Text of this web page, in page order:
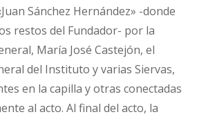
Sánchez Hernández» -donde
restos del Fundador- por la
María José Castejón, el
del Instituto y varias Siervas,
en la capilla y otras conectadas
al acto. Al final del acto, la